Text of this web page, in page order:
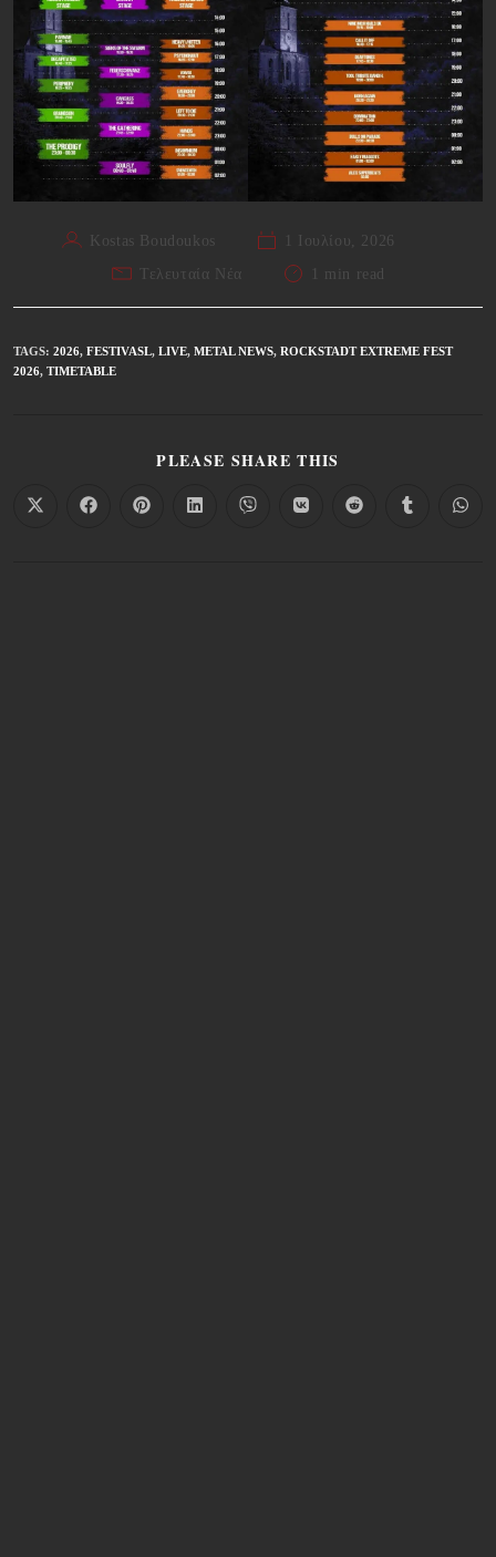
Kostas Boudoukos
1 Ιουλίου, 2026
Τελευταία Νέα
1 min read
TAGS: 2026, FESTIVASL, LIVE, METAL NEWS, ROCKSTADT EXTREME FEST
2026, TIMETABLE
PLEASE SHARE THIS